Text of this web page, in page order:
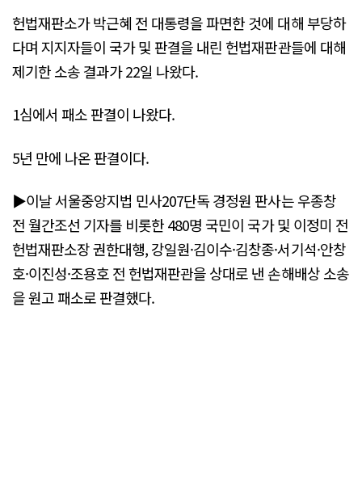
헌법재판소가 박근혜 전 대통령을 파면한 것에 대해 부당하
다며 지지자들이 국가 및 판결을 내린 헌법재판관들에 대해
제기한 소송 결과가 22일 나왔다.
1심에서 패소 판결이 나왔다.
5년 만에 나온 판결이다.
▶이날 서울중앙지법 민사207단독 경정원 판사는 우종창
전 월간조선 기자를 비롯한 480명 국민이 국가 및 이정미 전
헌법재판소장 권한대행, 강일원·김이수·김창종·서기석·안창
호·이진성·조용호 전 헌법재판관을 상대로 낸 손해배상 소송
을 원고 패소로 판결했다.